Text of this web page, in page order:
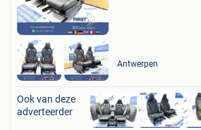
Antwerpen
Ook van deze
adverteerder